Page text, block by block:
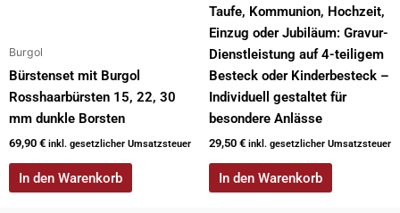
Burgol
Bürstenset mit Burgol
Rosshaarbürsten 15, 22, 30
mm dunkle Borsten
69,90 € inkl. gesetzlicher Umsatzsteuer
In den Warenkorb
Taufe, Kommunion, Hochzeit,
Einzug oder Jubiläum: Gravur-
Dienstleistung auf 4-teiligem
Besteck oder Kinderbesteck –
Individuell gestaltet für
besondere Anlässe
29,50 € inkl. gesetzlicher Umsatzsteuer
In den Warenkorb